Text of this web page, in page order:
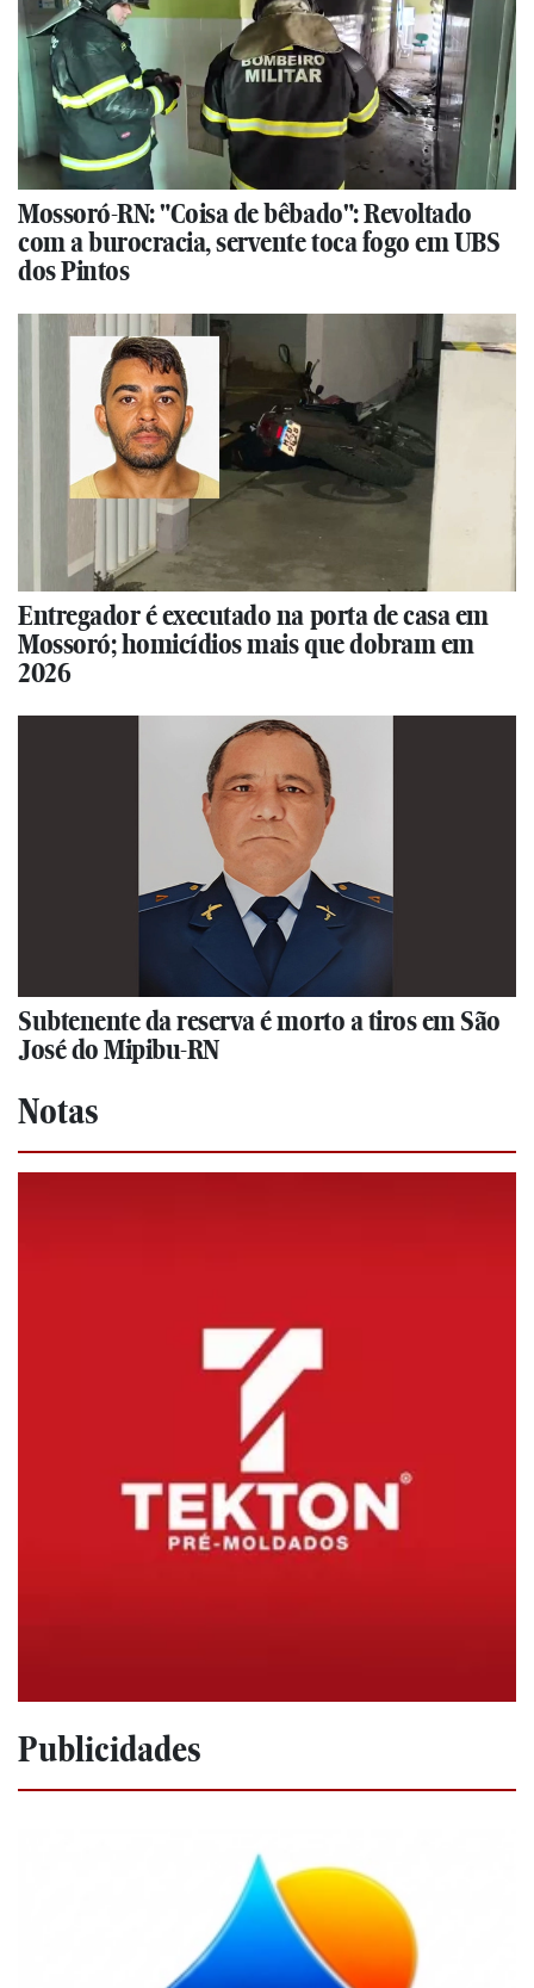
Mossoró-RN: "Coisa de bêbado": Revoltado
com a burocracia, servente toca fogo em UBS
dos Pintos
Entregador é executado na porta de casa em
Mossoró; homicídios mais que dobram em
2026
Subtenente da reserva é morto a tiros em São
José do Mipibu-RN
Notas
Publicidades